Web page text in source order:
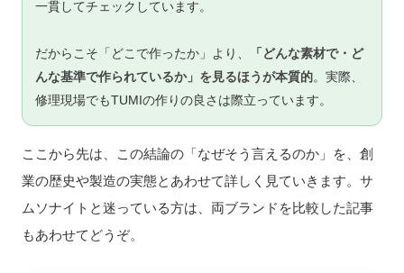
一貫してチェックしています。
だからこそ「どこで作ったか」より、
「どんな素材で・ど
んな基準で作られているか」を見るほうが本質的。実際、
修理現場でもTUMIの作りの良さは際立っています。
ここから先は、この結論の「なぜそう言えるのか」を、創
業の歴史や製造の実態とあわせて詳しく見ていきます。サ
ムソナイトと迷っている方は、両ブランドを比較した記事
もあわせてどうぞ。